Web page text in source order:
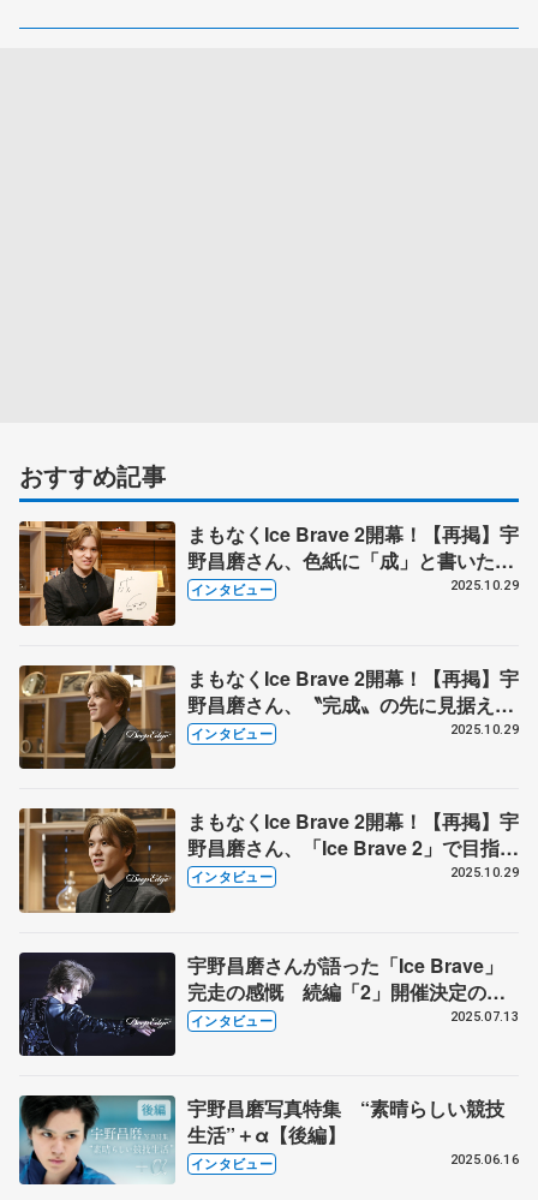
おすすめ記事
まもなくIce Brave 2開幕！【再掲】宇
野昌磨さん、色紙に「成」と書いた、
その心は? 全員の振り付け覚え「プ
インタビュー 2025.10.29
まもなくIce Brave 2開幕！【再掲】宇
野昌磨さん、〝完成〟の先に見据える
ものは? アイスダンス挑戦の「驚き
インタビュー 2025.10.29
まもなくIce Brave 2開幕！【再掲】宇
野昌磨さん、「Ice Brave 2」で目指す
ものとは? 「（不在の）ステファン
インタビュー 2025.10.29
宇野昌磨さんが語った「Ice Brave」
完走の感慨 続編「2」開催決定の舞
台裏、共演者とのエピソードも コメ
インタビュー 2025.07.13
宇野昌磨写真特集 “素晴らしい競技
生活”＋α【後編】
インタビュー 2025.06.16